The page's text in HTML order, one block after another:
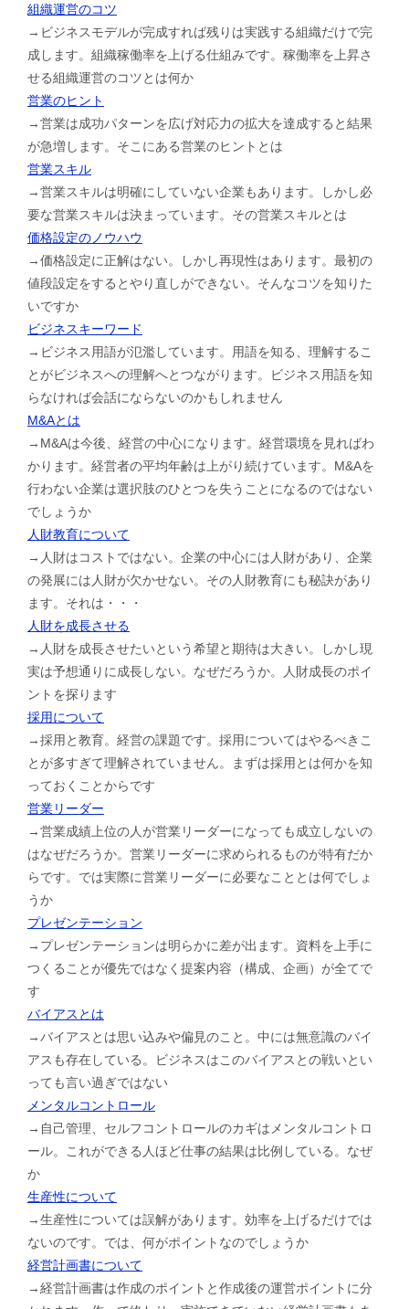
組織運営のコツ
→ビジネスモデルが完成すれば残りは実践する組織だけで完
成します。組織稼働率を上げる仕組みです。稼働率を上昇さ
せる組織運営のコツとは何か
営業のヒント
→営業は成功パターンを広げ対応力の拡大を達成すると結果
が急増します。そこにある営業のヒントとは
営業スキル
→営業スキルは明確にしていない企業もあります。しかし必
要な営業スキルは決まっています。その営業スキルとは
価格設定のノウハウ
→価格設定に正解はない。しかし再現性はあります。最初の
値段設定をするとやり直しができない。そんなコツを知りた
いですか
ビジネスキーワード
→ビジネス用語が氾濫しています。用語を知る、理解するこ
とがビジネスへの理解へとつながります。ビジネス用語を知
らなければ会話にならないのかもしれません
M&Aとは
→M&Aは今後、経営の中心になります。経営環境を見ればわ
かります。経営者の平均年齢は上がり続けています。M&Aを
行わない企業は選択肢のひとつを失うことになるのではない
でしょうか
人財教育について
→人財はコストではない。企業の中心には人財があり、企業
の発展には人財が欠かせない。その人財教育にも秘訣があり
ます。それは・・・
人財を成長させる
→人財を成長させたいという希望と期待は大きい。しかし現
実は予想通りに成長しない。なぜだろうか。人財成長のポイ
ントを探ります
採用について
→採用と教育。経営の課題です。採用についてはやるべきこ
とが多すぎて理解されていません。まずは採用とは何かを知
っておくことからです
営業リーダー
→営業成績上位の人が営業リーダーになっても成立しないの
はなぜだろうか。営業リーダーに求められるものが特有だか
らです。では実際に営業リーダーに必要なこととは何でしょ
うか
プレゼンテーション
→プレゼンテーションは明らかに差が出ます。資料を上手に
つくることが優先ではなく提案内容（構成、企画）が全てで
す
バイアスとは
→バイアスとは思い込みや偏見のこと。中には無意識のバイ
アスも存在している。ビジネスはこのバイアスとの戦いとい
っても言い過ぎではない
メンタルコントロール
→自己管理、セルフコントロールのカギはメンタルコントロ
ール。これができる人ほど仕事の結果は比例している。なぜ
か
生産性について
→生産性については誤解があります。効率を上げるだけでは
ないのです。では、何がポイントなのでしょうか
経営計画書について
→経営計画書は作成のポイントと作成後の運営ポイントに分